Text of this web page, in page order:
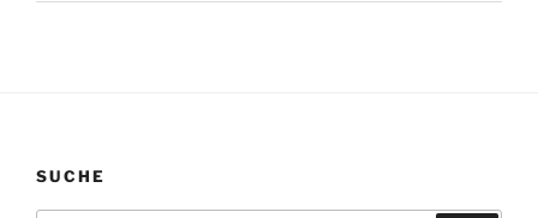
SUCHE